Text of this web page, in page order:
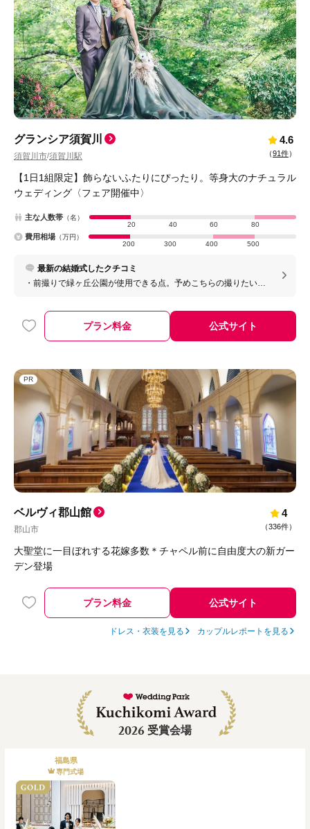
グランシア須賀川
須賀川市/須賀川駅
4.6
（91件）
【1日1組限定】飾らないふたりにぴったり。等身大のナチュラル
ウェディング〈フェア開催中〉
主な人数帯 （名）
20
40 60 80
費用相場 （万円）
200
300 400 500
最新の結婚式したクチコミ
・前撮りで緑ヶ丘公園が使用できる点。予めこちらの撮りたいイ
素敵な写真を撮っていただいた。また前撮りも披露宴当日も、枚
数制限なく撮影データを全ていただけるのが素晴らしい。 ・神前
式を検討している方は大変おすすめです。
プラン料金 公式サイト
PR
ベルヴィ郡山館
郡山市
4
（336件）
大聖堂に一目ぼれする花嫁多数＊チャペル前に自由度大の新ガー
デン登場
プラン料金 公式サイト
ドレス・衣装を見る カップルレポートを見る
2026 受賞会場
福島県
専門式場